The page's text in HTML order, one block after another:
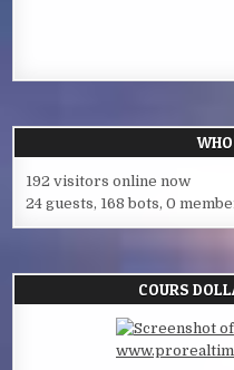
192 visitors online now
24 guests, 168 bots, 0
COURS